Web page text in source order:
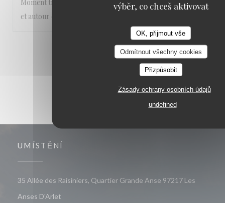
výběr, co chceš aktivovat
OK, přijmout vše
Odmítnout všechny cookies
Přizpůsobit
Zásady ochrany osobních údajů
undefined
Moment très agréable les pieds dans l’eau , abrité du soleil
et autour de bons plats
3
UMÍSTĚNÍ
35 Allée des Raisiniers, Quartier Grande Anse 97217 Les
Anses D'Arlet